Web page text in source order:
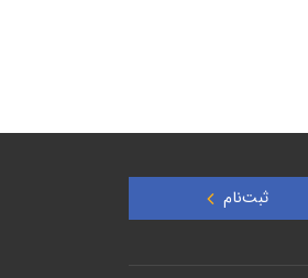
ثبت‌نام